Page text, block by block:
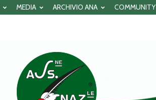
MEDIA ARCHIVIO ANA COMMUNITY